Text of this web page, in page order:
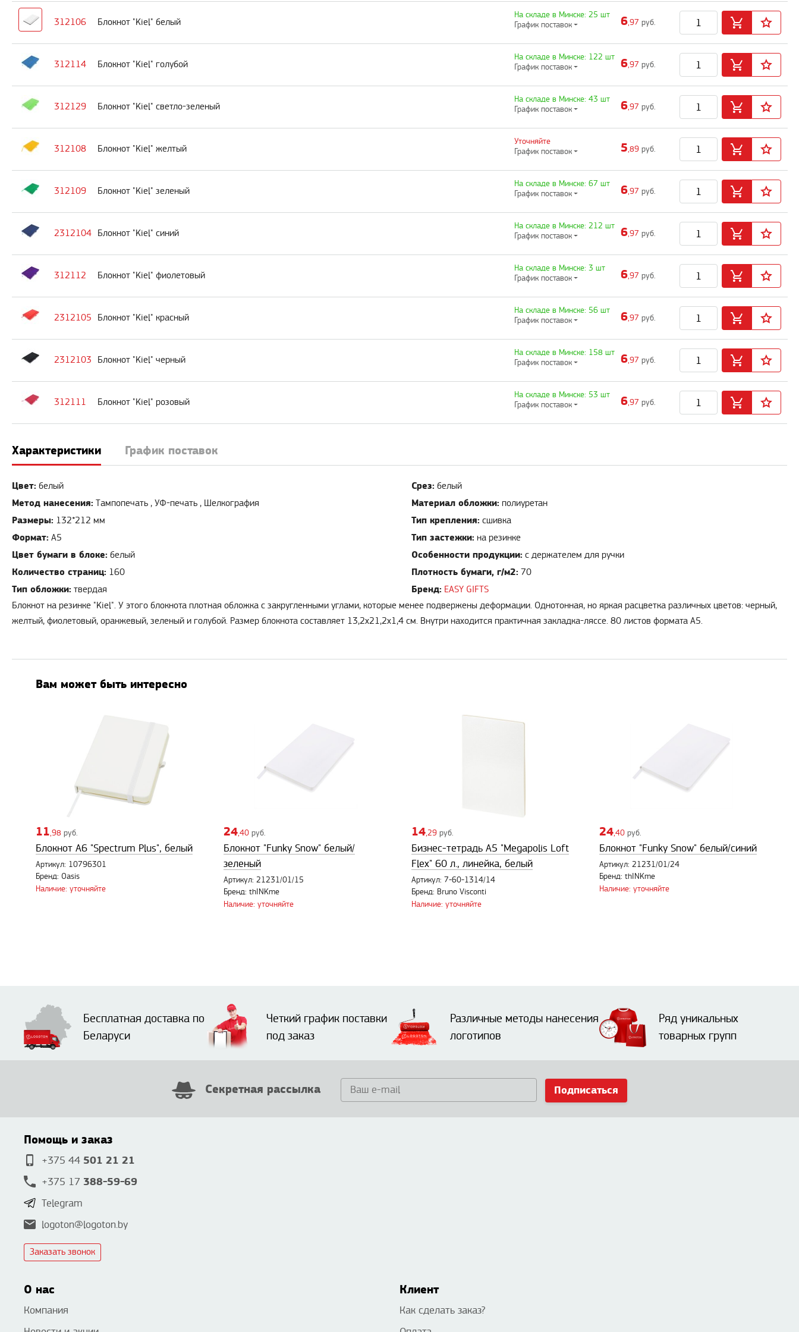
312106 Блокнот "Kiel" белый
На складе в Минске: 25 шт
График поставок
6,97 руб.
312114 Блокнот "Kiel" голубой
На складе в Минске: 122 шт
График поставок
6,97 руб.
312129 Блокнот "Kiel" светло-зеленый
На складе в Минске: 43 шт
График поставок
6,97 руб.
312108 Блокнот "Kiel" желтый
Уточняйте
График поставок
5,89 руб.
312109 Блокнот "Kiel" зеленый
На складе в Минске: 67 шт
График поставок
6,97 руб.
2312104 Блокнот "Kiel" синий
На складе в Минске: 212 шт
График поставок
6,97 руб.
312112 Блокнот "Kiel" фиолетовый
На складе в Минске: 3 шт
График поставок
6,97 руб.
2312105 Блокнот "Kiel" красный
На складе в Минске: 56 шт
График поставок
6,97 руб.
2312103 Блокнот "Kiel" черный
На складе в Минске: 158 шт
График поставок
6,97 руб.
312111 Блокнот "Kiel" розовый
На складе в Минске: 53 шт
График поставок
6,97 руб.
Характеристики График поставок
Цвет: белый
Метод нанесения: Тампопечать , УФ-печать , Шелкография
Размеры: 132*212 мм
Формат: А5
Цвет бумаги в блоке: белый
Количество страниц: 160
Тип обложки: твердая
Срез: белый
Материал обложки: полиуретан
Тип крепления: сшивка
Тип застежки: на резинке
Особенности продукции: с держателем для ручки
Плотность бумаги, г/м2: 70
Бренд: EASY GIFTS
Блокнот на резинке "Kiel". У этого блокнота плотная обложка с закругленными углами, которые менее подвержены деформации. Однотонная, но яркая расцветка различных цветов: черный,
желтый, фиолетовый, оранжевый, зеленый и голубой. Размер блокнота составляет 13,2x21,2x1,4 см. Внутри находится практичная закладка-ляссе. 80 листов формата А5.
Вам может быть интересно
11,98 руб.
Блокнот A6 "Spectrum Plus", белый
Артикул: 10796301
Бренд: Oasis
Наличие: уточняйте
24,40 руб.
Блокнот "Funky Snow" белый/
зеленый
Артикул: 21231/01/15
Бренд: thINKme
Наличие: уточняйте
14,29 руб.
Бизнес-тетрадь А5 "Megapolis Loft
Flex" 60 л., линейка, белый
Артикул: 7-60-1314/14
Бренд: Bruno Visconti
Наличие: уточняйте
24,40 руб.
Блокнот "Funky Snow" белый/синий
Артикул: 21231/01/24
Бренд: thINKme
Наличие: уточняйте
Бесплатная доставка по
Беларуси
Четкий график поставки
под заказ
Различные методы нанесения
логотипов
Ряд уникальных
товарных групп
Секретная рассылка Подписаться
Помощь и заказ
+375 44 501 21 21
+375 17 388-59-69
Telegram
logoton@logoton.by
Заказать звонок
О нас
Компания
Клиент
Как сделать заказ?